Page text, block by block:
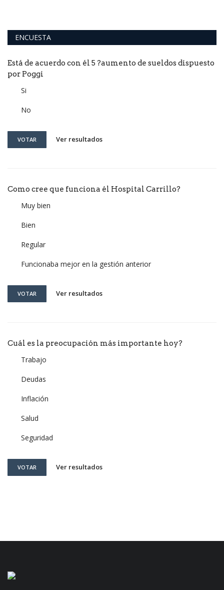
ENCUESTA
Está de acuerdo con él 5 ?aumento de sueldos dispuesto
por Poggi
Si
No
VOTAR Ver resultados
Como cree que funciona él Hospital Carrillo?
Muy bien
Bien
Regular
Funcionaba mejor en la gestión anterior
VOTAR Ver resultados
Cuál es la preocupación más importante hoy?
Trabajo
Deudas
Inflación
Salud
Seguridad
VOTAR Ver resultados